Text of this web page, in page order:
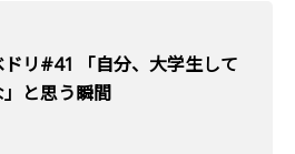
ドリ#41 「自分、大学生して
」と思う瞬間